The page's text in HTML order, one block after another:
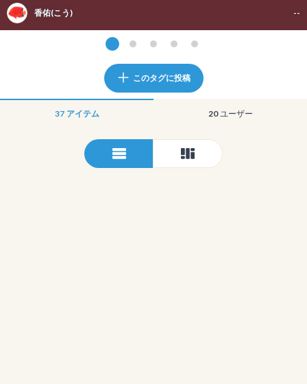
香佑(こう) --
このタグに投稿
37 アイテム 20 ユーザー